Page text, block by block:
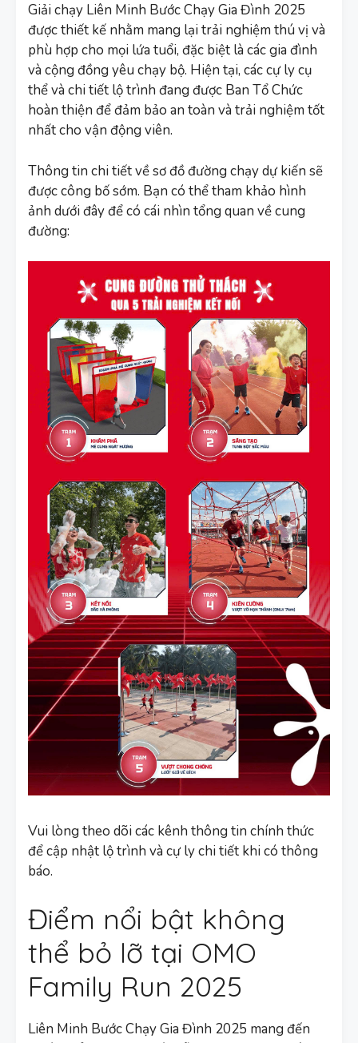
Giải chạy Liên Minh Bước Chạy Gia Đình 2025
được thiết kế nhằm mang lại trải nghiệm thú vị và
phù hợp cho mọi lứa tuổi, đặc biệt là các gia đình
và cộng đồng yêu chạy bộ. Hiện tại, các cự ly cụ
thể và chi tiết lộ trình đang được Ban Tổ Chức
hoàn thiện để đảm bảo an toàn và trải nghiệm tốt
nhất cho vận động viên.
Thông tin chi tiết về sơ đồ đường chạy dự kiến sẽ
được công bố sớm. Bạn có thể tham khảo hình
ảnh dưới đây để có cái nhìn tổng quan về cung
đường:
Vui lòng theo dõi các kênh thông tin chính thức
để cập nhật lộ trình và cự ly chi tiết khi có thông
báo.
Điểm nổi bật không
thể bỏ lỡ tại OMO
Family Run 2025
Liên Minh Bước Chạy Gia Đình 2025 mang đến